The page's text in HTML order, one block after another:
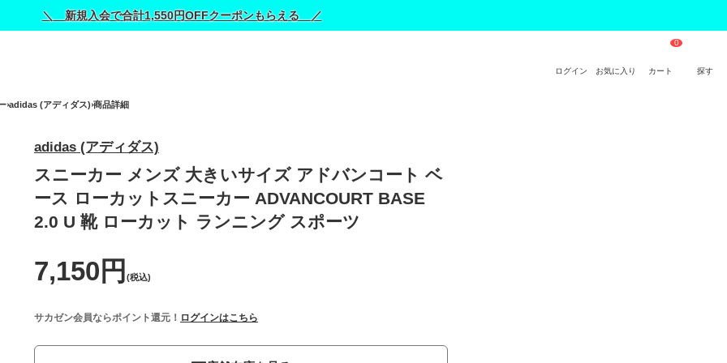
＼ 新規入会で合計1,550円OFFクーポンもらえる ／
ログイン お気に入り カート 探す
adidas (アディダス) 商品詳細
adidas (アディダス)
スニーカー メンズ 大きいサイズ アドバンコート ベ
ース ローカットスニーカー ADVANCOURT BASE
2.0 U 靴 ローカット ランニング スポーツ
7,150円 (税込)
サカゼン会員ならポイント還元！ ログインはこちら